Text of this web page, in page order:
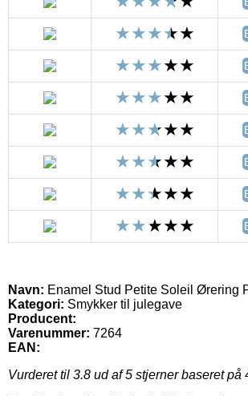
Navn: Enamel Stud Petite Soleil Ørering
Kategori: Smykker til julegave
Producent:
Varenummer: 7264
EAN:
Vurderet til 3.8 ud af 5 stjerner baseret på